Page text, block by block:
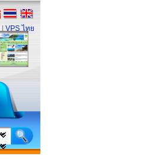
VPS ไทย